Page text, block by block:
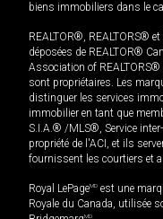
biens immobiliers dans le
REALTOR®, REALTORS®
déposées de REALTOR®
Association of
sont propriétaires. Les
distinguer les services
immobilier en tant que
S.I.A.® /MLS®, Service
propriété de l'ACI, et ils
fournissent les courtiers et
Royal LePageMD est une
Royale du Canada, utilisée
MD